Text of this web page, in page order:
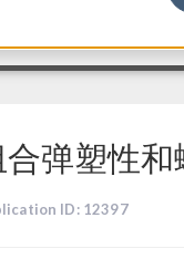
弹塑性
ID: 12397